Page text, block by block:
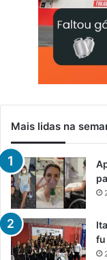
Mais lidas na
fu